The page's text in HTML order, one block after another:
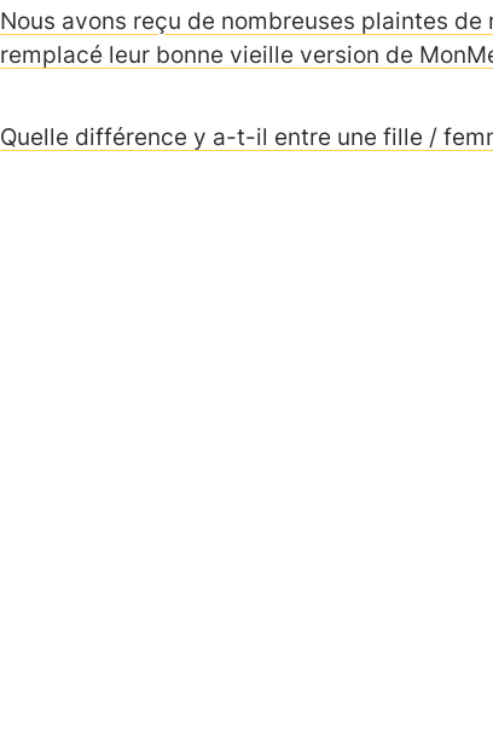
Nous avons reçu de nombreuses plaintes
remplacé leur bonne vieille version de
Quelle différence y a-t-il entre une fille /